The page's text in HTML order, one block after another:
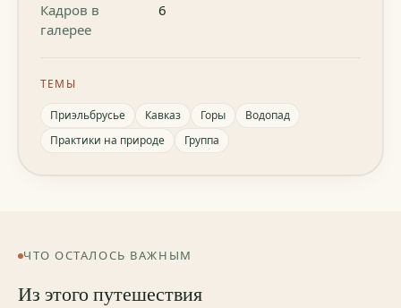
Кадров в
галерее
6
ТЕМЫ
Приэльбрусье Кавказ Горы
Водопад
Практики на природе
Группа
ЧТО ОСТАЛОСЬ ВАЖНЫМ
Из этого путешествия